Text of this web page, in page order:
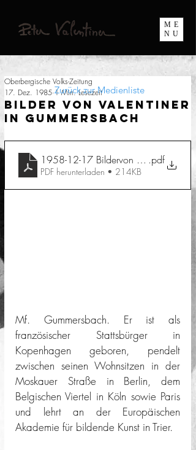
ME
NU
Bilder von Valentiner
in Gummersbach
Oberbergische Volks-Zeitung
17. Dez. 1985 1 Min. Lesezeit
1958-12-17 Bildervon Valentiner in
.pdf
PDF herunterladen • 214KB
Mf. Gummersbach. Er ist als
französischer Stattsbürger in
Kopenhagen geboren, pendelt
zwischen seinen Wohnsitzen in der
Moskauer Straße in Berlin, dem
Belgischen Viertel in Köln sowie Paris
und lehrt an der Europäischen
Akademie für bildende Kunst in Trier.
Zurück zur Medienliste